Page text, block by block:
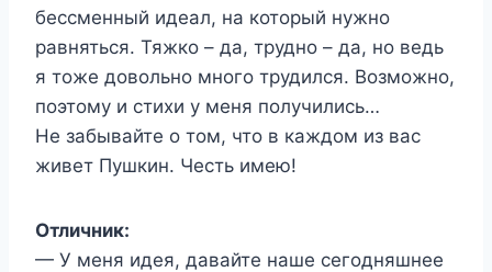
бессменный идеал, на который нужно
равняться. Тяжко – да, трудно – да, но ведь
я тоже довольно много трудился. Возможно,
поэтому и стихи у меня получились…
Не забывайте о том, что в каждом из вас
живет Пушкин. Честь имею!
Отличник:
— У меня идея, давайте наше сегодняшнее